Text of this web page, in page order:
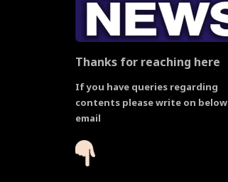
Thanks for reaching here
If you have queries regarding
contents please write on below
email